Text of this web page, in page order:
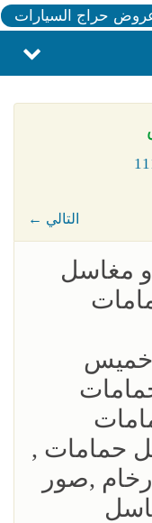
حراج السيارات
← التالي
مغاسل
خميس
حمامات ,
,صور